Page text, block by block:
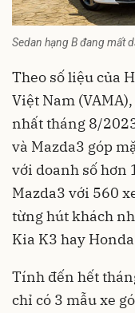
Sedan hạng B đang mất
Theo số liệu của
Việt Nam
nhất tháng 8/
và Mazda3 góp
với doanh số hơn
Mazda3 với 560
từng hút khách
Kia K3 hay
Tính đến hết
chỉ có 3 mẫu xe